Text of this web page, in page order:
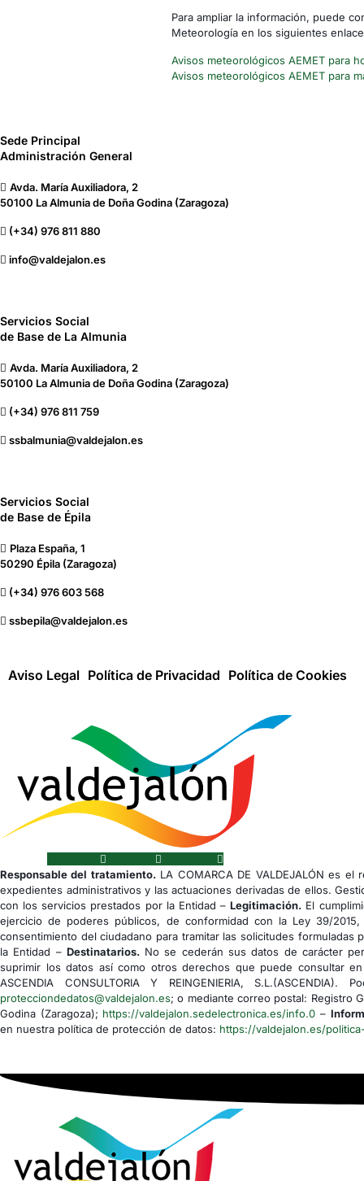
Para ampliar la información, puede
Meteorología en los siguientes
Avisos meteorológicos AEMET para
Avisos meteorológicos AEMET para
Sede Principal
Administración General
Avda. María Auxiliadora, 2
50100 La Almunia de Doña Godina (Zaragoza)
(+34) 976 811 880
info@valdejalon.es
Servicios Social
de Base de La Almunia
Avda. María Auxiliadora, 2
50100 La Almunia de Doña Godina (Zaragoza)
(+34) 976 811 759
ssbalmunia@valdejalon.es
Servicios Social
de Base de Épila
Plaza España, 1
50290 Épila (Zaragoza)
(+34) 976 603 568
ssbepila@valdejalon.es
Aviso Legal Política de Privacidad Política de Cookies
Responsable del tratamiento.LA COMARCA DE VALDEJALÓN es
expedientes administrativos y las actuaciones derivadas de ellos.
con los servicios prestados por la Entidad –Legitimación. El
ejercicio de poderes públicos, de conformidad con la Ley 39/
consentimiento del ciudadano para tramitar las solicitudes
la Entidad – Destinatarios.No se cederán sus datos de carácter
suprimir los datos así como otros derechos que puede consultar
ASCENDIA CONSULTORIA Y REINGENIERIA,
protecciondedatos@valdejalon.es; o mediante correo postal: Registro
Godina (Zaragoza); https://valdejalon.sedelectronica.es/info.0 –
en nuestra política de protección de datos: https://valdejalon.es/